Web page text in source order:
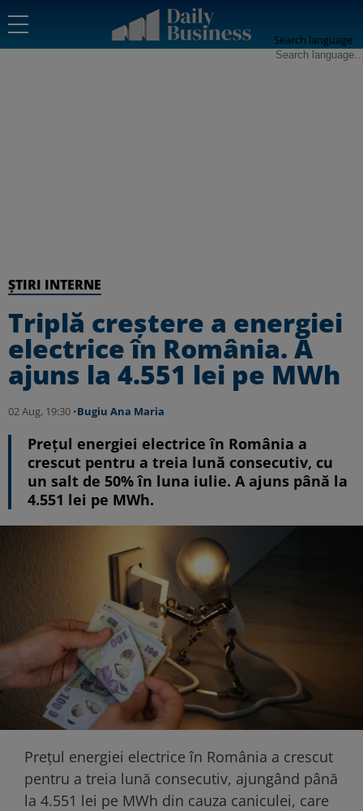
Search language
ȘTIRI INTERNE
Triplă creștere a energiei
electrice în România. A
ajuns la 4.551 lei pe MWh
02 Aug, 19:30 •Bugiu ⁠Ana Maria
Prețul energiei electrice în România a
crescut pentru a treia lună consecutiv, cu
un salt de 50% în luna iulie. A ajuns până la
4.551 lei pe MWh.
Prețul energiei electrice în România a crescut
pentru a treia lună consecutiv, ajungând până
la 4.551 lei pe MWh din cauza caniculei, care